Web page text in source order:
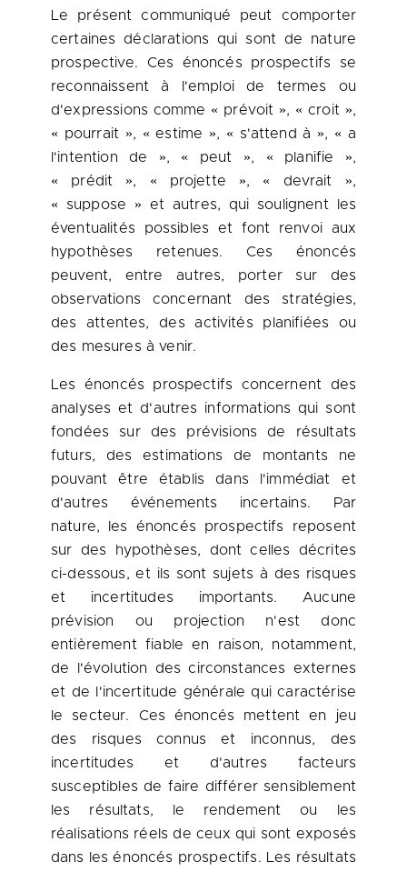
Le présent communiqué peut comporter
certaines déclarations qui sont de nature
prospective. Ces énoncés prospectifs se
reconnaissent à l'emploi de termes ou
d'expressions comme « prévoit », « croit »,
« pourrait », « estime », « s'attend à », « a
l'intention de », « peut », « planifie »,
« prédit », « projette », « devrait »,
« suppose » et autres, qui soulignent les
éventualités possibles et font renvoi aux
hypothèses retenues. Ces énoncés
peuvent, entre autres, porter sur des
observations concernant des stratégies,
des attentes, des activités planifiées ou
des mesures à venir.
Les énoncés prospectifs concernent des
analyses et d'autres informations qui sont
fondées sur des prévisions de résultats
futurs, des estimations de montants ne
pouvant être établis dans l'immédiat et
d'autres événements incertains. Par
nature, les énoncés prospectifs reposent
sur des hypothèses, dont celles décrites
ci-dessous, et ils sont sujets à des risques
et incertitudes importants. Aucune
prévision ou projection n'est donc
entièrement fiable en raison, notamment,
de l'évolution des circonstances externes
et de l'incertitude générale qui caractérise
le secteur. Ces énoncés mettent en jeu
des risques connus et inconnus, des
incertitudes et d'autres facteurs
susceptibles de faire différer sensiblement
les résultats, le rendement ou les
réalisations réels de ceux qui sont exposés
dans les énoncés prospectifs. Les résultats